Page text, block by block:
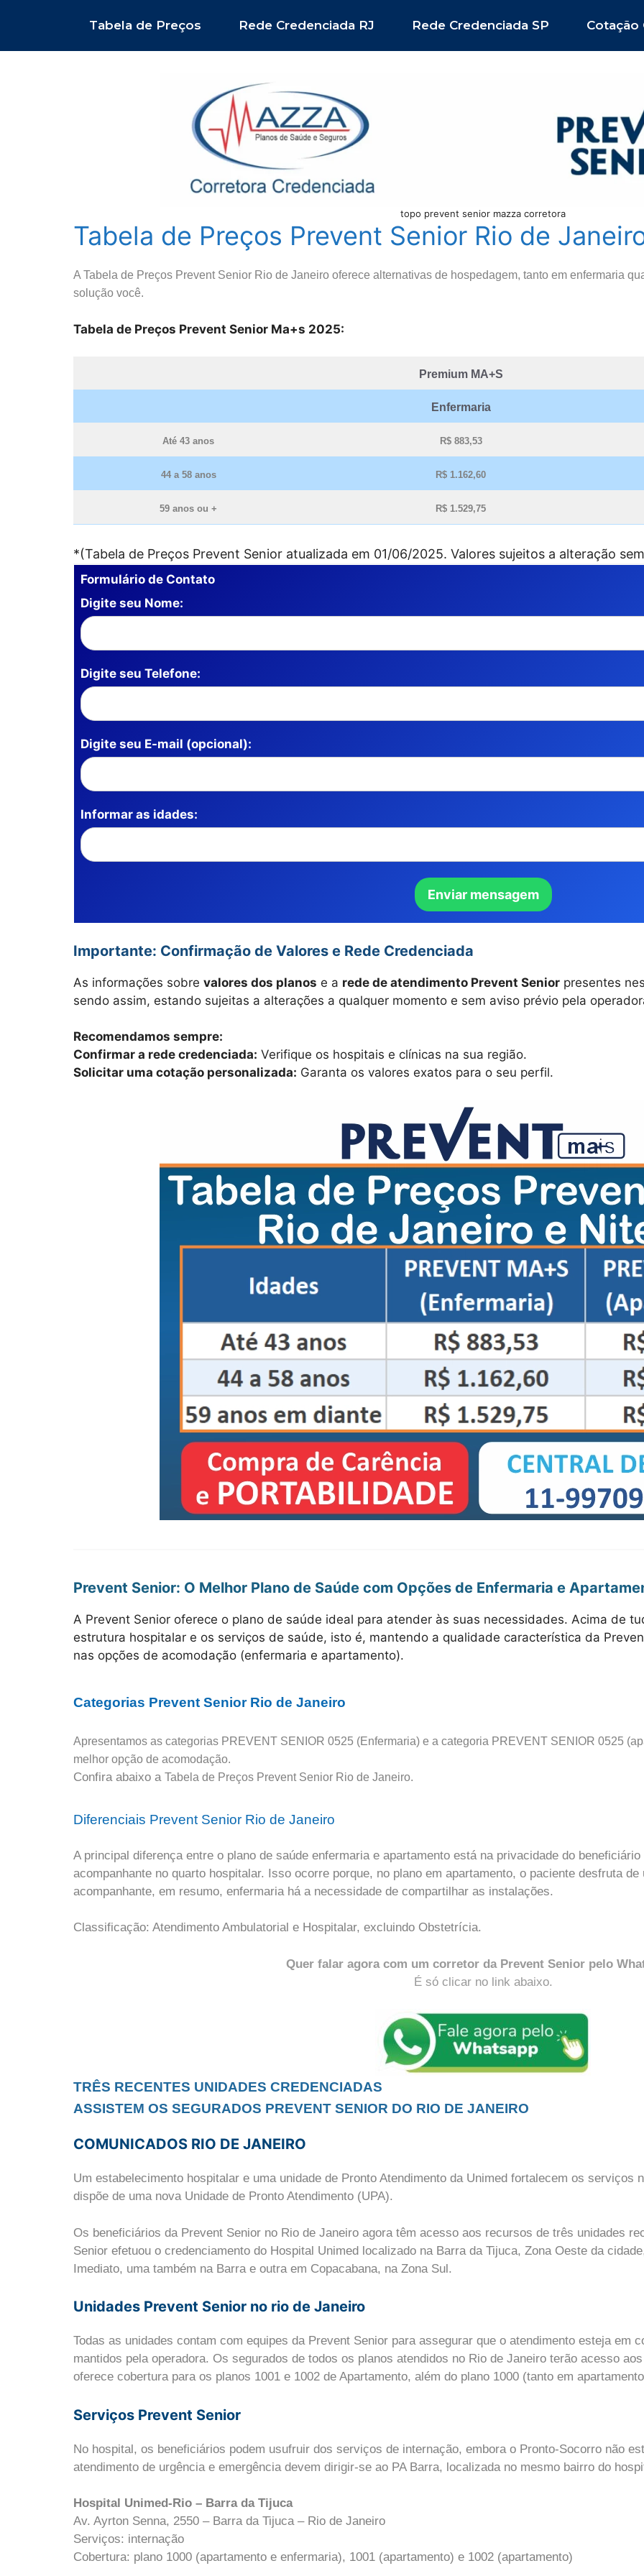
Tabela de Preços Rede Credenciada RJ Rede Credenciada SP Cotação
topo prevent senior mazza corretora
Tabela de Preços Prevent Senior Rio de
A Tabela de Preços Prevent Senior Rio de Janeiro oferece alternativas de hospedagem, tanto em enfermaria
solução você.
Tabela de Preços Prevent Senior Ma+s 2025:
Premium MA+S
Enfermaria
Até 43 anos R$ 883,53
44 a 58 anos R$ 1.162,60
59 anos ou + R$ 1.529,75
*(Tabela de Preços Prevent Senior atualizada em 01/06/2025. Valores sujeitos a alteração
Formulário de Contato
Digite seu Nome:
Digite seu Telefone:
Digite seu E-mail (opcional):
Informar as idades:
Importante: Confirmação de Valores e Rede Credenciada
As informações sobre valores dos planos e a rede de atendimento Prevent Senior presentes
sendo assim, estando sujeitas a alterações a qualquer momento e sem aviso prévio pela
Recomendamos sempre:
Confirmar a rede credenciada: Verifique os hospitais e clínicas na sua região.
Solicitar uma cotação personalizada: Garanta os valores exatos para o seu perfil.
Prevent Senior: O Melhor Plano de Saúde com Opções de Enfermaria e
A Prevent Senior oferece o plano de saúde ideal para atender às suas necessidades. Acima de
estrutura hospitalar e os serviços de saúde, isto é, mantendo a qualidade característica da
nas opções de acomodação (enfermaria e apartamento).
Categorias Prevent Senior Rio de Janeiro
Apresentamos as categorias PREVENT SENIOR 0525 (Enfermaria) e a categoria PREVENT SENIOR 0525
melhor opção de acomodação.
Confira abaixo a Tabela de Preços Prevent Senior Rio de Janeiro.
Diferenciais Prevent Senior Rio de Janeiro
A principal diferença entre o plano de saúde enfermaria e apartamento está na privacidade do
acompanhante no quarto hospitalar. Isso ocorre porque, no plano em apartamento, o paciente desfruta
acompanhante, em resumo, enfermaria há a necessidade de compartilhar as instalações.
Classificação: Atendimento Ambulatorial e Hospitalar, excluindo Obstetrícia.
Quer falar agora com um corretor da Prevent Senior pelo
É só clicar no link abaixo.
TRÊS RECENTES UNIDADES CREDENCIADAS
ASSISTEM OS SEGURADOS PREVENT SENIOR DO RIO DE JANEIRO
COMUNICADOS RIO DE JANEIRO
Um estabelecimento hospitalar e uma unidade de Pronto Atendimento da Unimed fortalecem os serviços
dispõe de uma nova Unidade de Pronto Atendimento (UPA).
Os beneficiários da Prevent Senior no Rio de Janeiro agora têm acesso aos recursos de três unidades
Senior efetuou o credenciamento do Hospital Unimed localizado na Barra da Tijuca, Zona Oeste da
Imediato, uma também na Barra e outra em Copacabana, na Zona Sul.
Unidades Prevent Senior no rio de Janeiro
Todas as unidades contam com equipes da Prevent Senior para assegurar que o atendimento esteja em
mantidos pela operadora. Os segurados de todos os planos atendidos no Rio de Janeiro terão acesso
oferece cobertura para os planos 1001 e 1002 de Apartamento, além do plano 1000 (tanto em
Serviços Prevent Senior
No hospital, os beneficiários podem usufruir dos serviços de internação, embora o Pronto-Socorro não
atendimento de urgência e emergência devem dirigir-se ao PA Barra, localizada no mesmo bairro do
Hospital Unimed-Rio – Barra da Tijuca
Av. Ayrton Senna, 2550 – Barra da Tijuca – Rio de Janeiro
Serviços: internação
Cobertura: plano 1000 (apartamento e enfermaria), 1001 (apartamento) e 1002 (apartamento)